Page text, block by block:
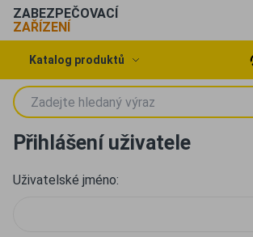
ZABEZPEČOVACÍ
ZAŘÍZENÍ
Katalog produktů
Přihlášení uživatele
Uživatelské jméno: